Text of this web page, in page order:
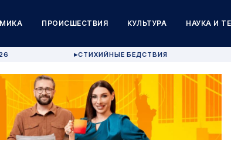
ПРОИСШЕСТВИЯ КУЛЬТУРА НАУКА И
▶СТИХИЙНЫЕ БЕДСТВИЯ